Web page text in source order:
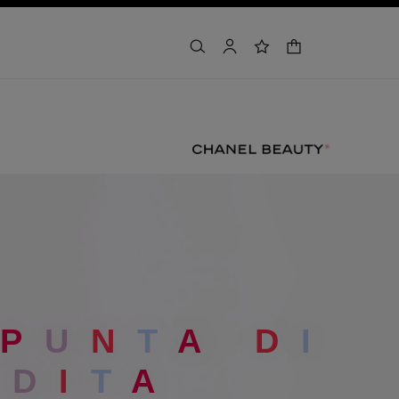
cercare accountlista dei desideri
carrello
P U N T A D I
D I T A